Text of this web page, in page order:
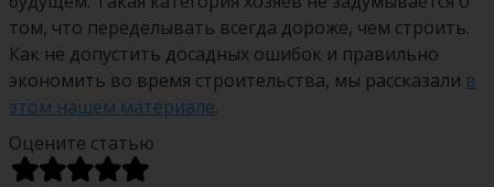
том, что переделывать всегда дороже, чем строить.
Как не допустить досадных ошибок и правильно
экономить во время строительства, мы рассказали в
этом нашем материале.
Оцените статью